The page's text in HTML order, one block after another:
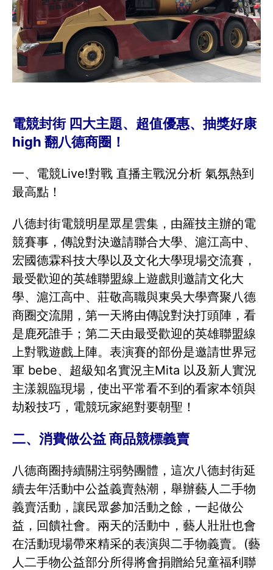
電競封街 四大主題、超值優惠、抽獎好康
high 翻八德商圈！
一、電競Live!對戰 直播主戰況分析 氣氛熱到
最高點！
八德封街電競明星眾星雲集，由羅技主辦的電
競賽事，傳說對決邀請聯合大學、滬江高中、
宏國德霖科技大學以及文化大學現場交流賽，
最受歡迎的英雄聯盟線上遊戲則邀請文化大
學、滬江高中、莊敬高職與東吳大學齊聚八德
商圈交流開，第一天將由傳說對決打頭陣，看
是鹿死誰手；第二天由最受歡迎的英雄聯盟線
上對戰遊戲上陣。表演賽的部份是邀請世界冠
軍 bebe、超級知名實況主Mita 以及新人實況
主漾親臨現場，使出平常看不到的看家本領與
劫殺技巧，電競玩家絕對要朝聖！
二、消費做公益 商品競標義賣
八德商圈持續關注弱勢團體，這次八德封街延
續去年活動中公益義賣熱潮，舉辦藝人二手物
義賣活動，讓民眾參加活動之餘，一起做公
益，回饋社會。兩天的活動中，藝人壯壯也會
在活動現場帶來精采的表演與二手物義賣。(藝
人二手物公益部分所得將會捐贈給兒童福利聯